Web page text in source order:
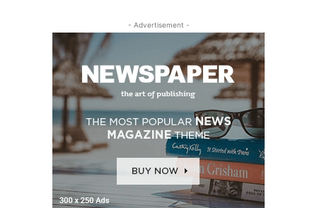
- Advertisement -